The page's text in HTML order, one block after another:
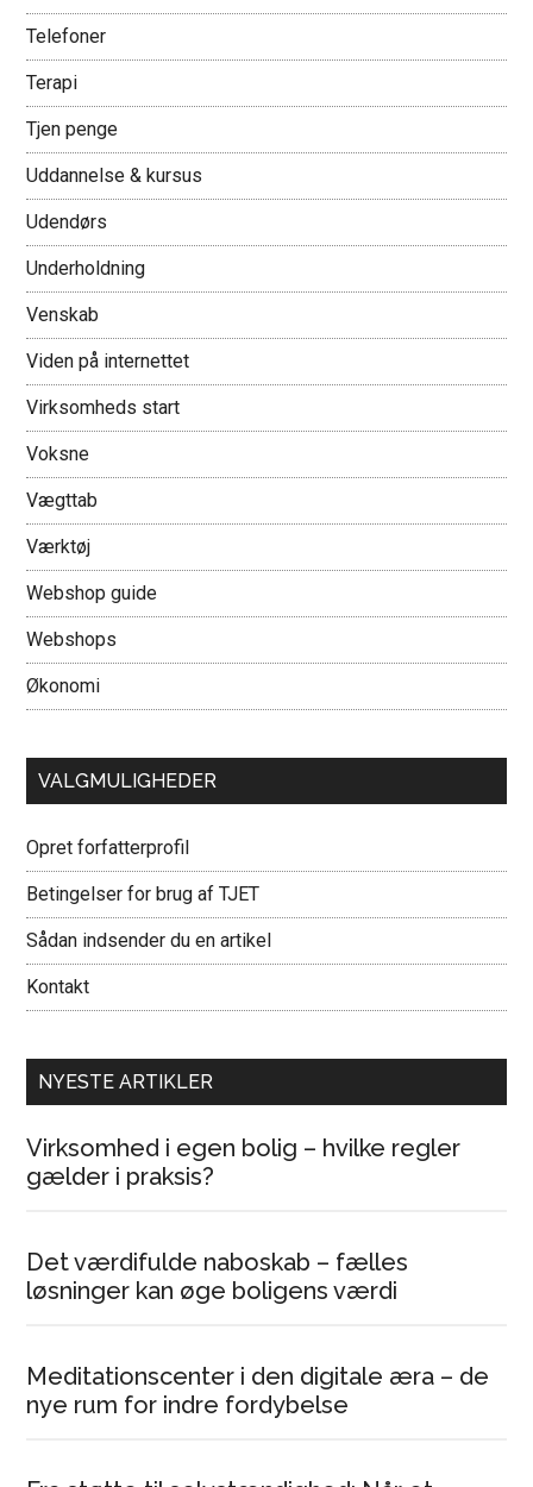
Telefoner
Terapi
Tjen penge
Uddannelse & kursus
Udendørs
Underholdning
Venskab
Viden på internettet
Virksomheds start
Voksne
Vægttab
Værktøj
Webshop guide
Webshops
Økonomi
VALGMULIGHEDER
Opret forfatterprofil
Betingelser for brug af TJET
Sådan indsender du en artikel
Kontakt
NYESTE ARTIKLER
Virksomhed i egen bolig – hvilke regler
gælder i praksis?
Det værdifulde naboskab – fælles
løsninger kan øge boligens værdi
Meditationscenter i den digitale æra – de
nye rum for indre fordybelse